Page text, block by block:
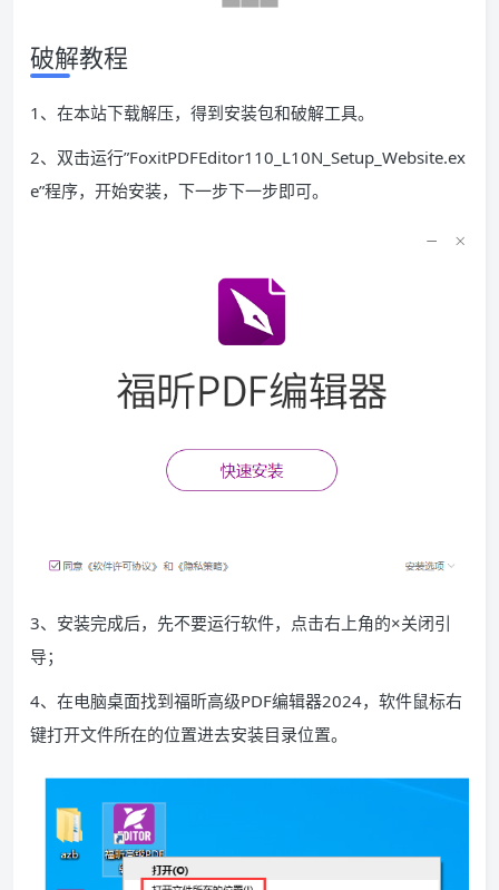
破解教程
1、在本站下载解压，得到安装包和破解工具。
2、双击运行”FoxitPDFEditor110_L10N_Setup_Website.ex
e”程序，开始安装，下一步下一步即可。
3、安装完成后，先不要运行软件，点击右上角的×关闭引
导；
4、在电脑桌面找到福昕高级PDF编辑器2024，软件鼠标右
键打开文件所在的位置进去安装目录位置。